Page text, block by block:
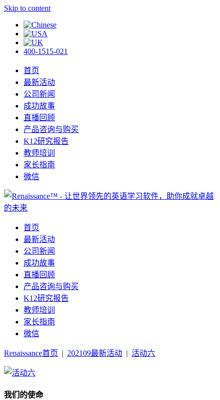
Skip to content
400-1515-021
首页
最新活动
公司新闻
成功故事
直播回顾
产品咨询与购买
K12研究报告
教师培训
家长指南
微信
首页
最新活动
公司新闻
成功故事
直播回顾
产品咨询与购买
K12研究报告
教师培训
家长指南
微信
Renaissance首页 | 202109最新活动 | 活动六
我们的使命